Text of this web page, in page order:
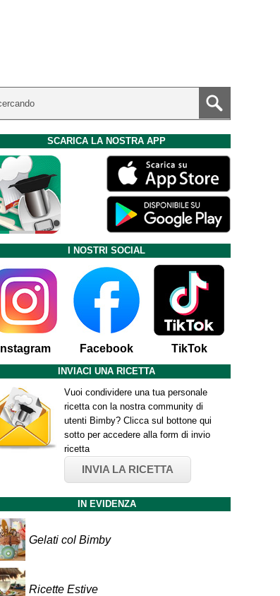
SCARICA LA NOSTRA APP
I NOSTRI SOCIAL
Instagram Facebook TikTok
INVIACI UNA RICETTA
Vuoi condividere una tua personale
ricetta con la nostra community di
utenti Bimby? Clicca sul bottone qui
sotto per accedere alla form di invio
ricetta
INVIA LA RICETTA
IN EVIDENZA
Gelati col Bimby
Ricette Estive